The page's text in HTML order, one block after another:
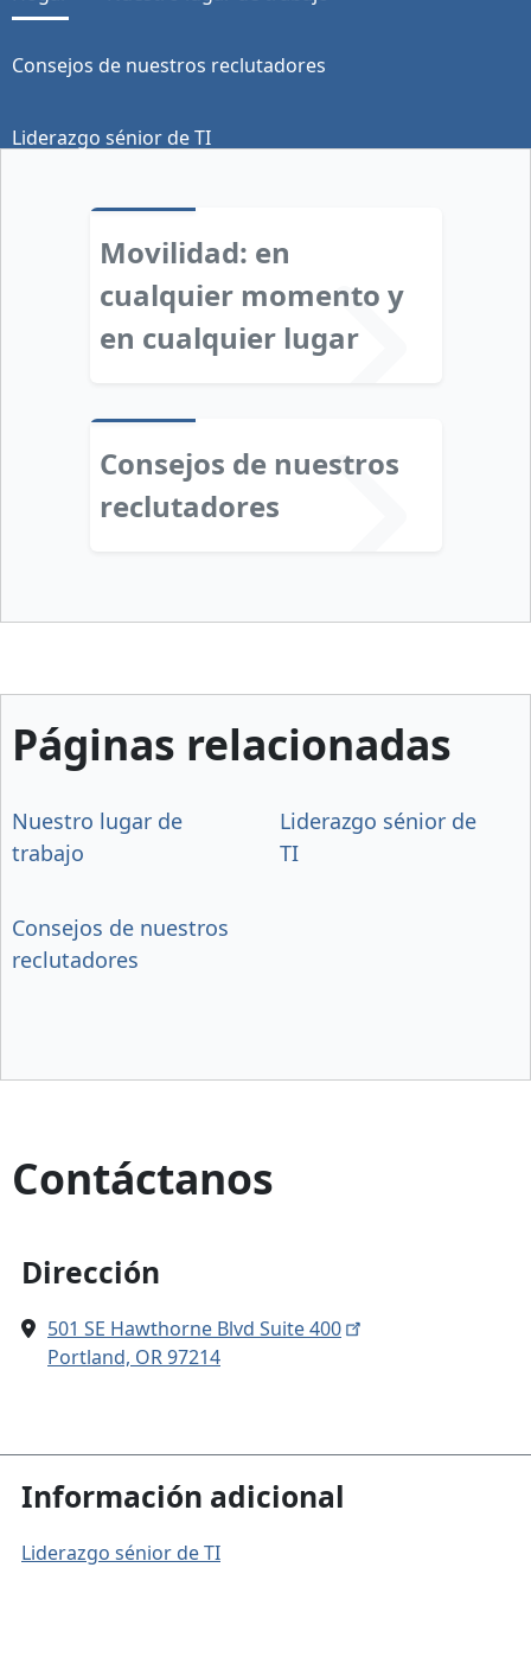
Consejos de nuestros reclutadores
Liderazgo sénior de TI
Movilidad: en
cualquier momento y
en cualquier lugar
Consejos de nuestros
reclutadores
Páginas relacionadas
Nuestro lugar de
trabajo
Liderazgo sénior de
TI
Consejos de nuestros
reclutadores
Contáctanos
Dirección
501 SE Hawthorne Blvd Suite 400
Portland, OR 97214
Información adicional
Liderazgo sénior de TI